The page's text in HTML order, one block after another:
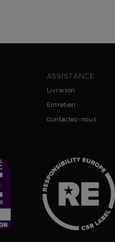
ASSISTANCE
Livraison
Entretien
Contactez-nous